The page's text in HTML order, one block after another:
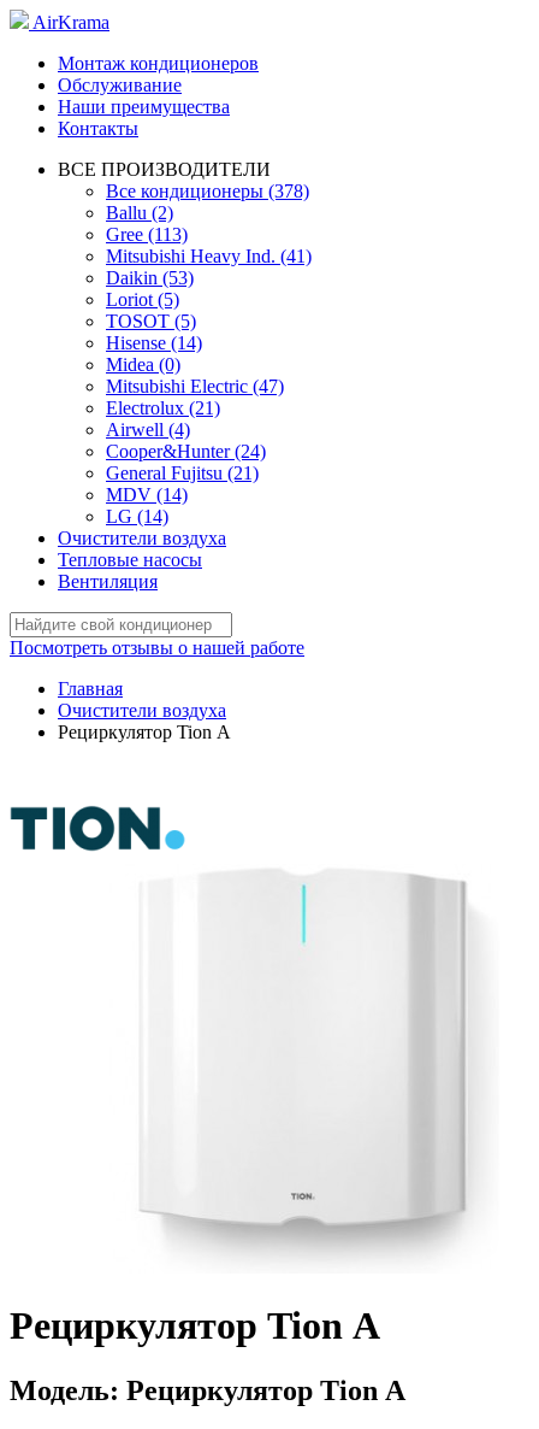
AirKrama
Монтаж кондиционеров
Обслуживание
Наши преимущества
Контакты
ВСЕ ПРОИЗВОДИТЕЛИ
Все кондиционеры (378)
Ballu (2)
Gree (113)
Mitsubishi Heavy Ind. (41)
Daikin (53)
Loriot (5)
TOSOT (5)
Hisense (14)
Midea (0)
Mitsubishi Electric (47)
Electrolux (21)
Airwell (4)
Cooper&Hunter (24)
General Fujitsu (21)
MDV (14)
LG (14)
Очистители воздуха
Тепловые насосы
Вентиляция
Посмотреть отзывы о нашей работе
Главная
Очистители воздуха
Рециркулятор Tion А
Рециркулятор Tion А
Модель: Рециркулятор Tion А